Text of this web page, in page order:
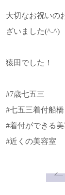
大切なお祝いの
ざいました(^-^)
猿田でした！
#7歳七五三
#七五三着付船橋
#着付ができる
#近くの美容室